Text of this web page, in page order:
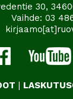
30,
Vaihde: 03 486
|